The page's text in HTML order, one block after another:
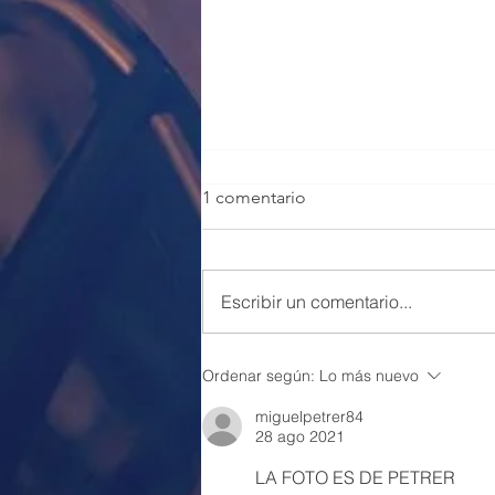
100 PLAZAS POLICÍA LOCAL
VALENCIA
1 comentario
Escribir un comentario...
Ordenar según: Lo más nuevo
miguelpetrer84
28 ago 2021
LA FOTO ES DE PETRER